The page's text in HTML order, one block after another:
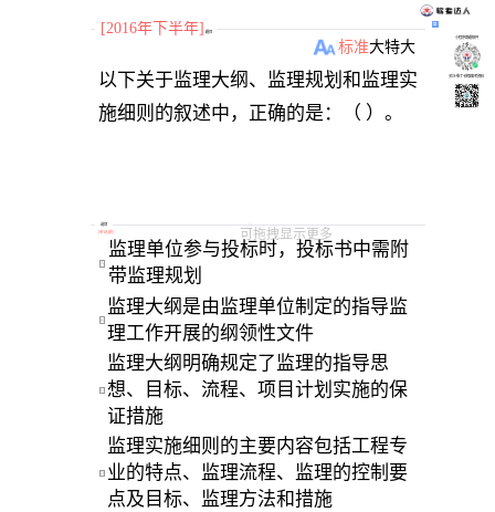
[2016年下半年] 题目
标准大特大
以下关于监理大纲、监理规划和监理实
可拖拽显示更多
选项
单选题
A
监理单位参与投标时，投标书中需附
带监理规划
B
监理大纲是由监理单位制定的指导监
理工作开展的纲领性文件
C
监理大纲明确规定了监理的指导思
想、目标、流程、项目计划实施的保
证措施
D
监理实施细则的主要内容包括工程专
业的特点、监理流程、监理的控制要
点及目标、监理方法和措施
小程序刷题软件
关注“柴丁”获取备考资料